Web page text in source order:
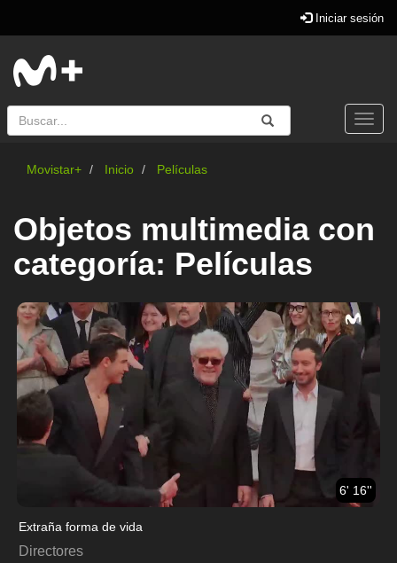
Iniciar sesión
Buscar Enviar
Buscar
Movistar+ Inicio Películas
Objetos multimedia con
categoría: Películas
6' 16''
Extraña forma de vida
Directores